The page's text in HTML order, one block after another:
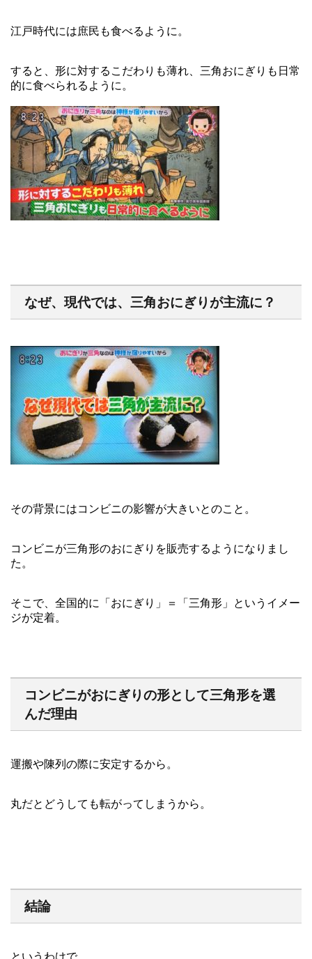
江戸時代には庶民も食べるように。
すると、形に対するこだわりも薄れ、三角おにぎりも日常
的に食べられるように。
なぜ、現代では、三角おにぎりが主流に？
その背景にはコンビニの影響が大きいとのこと。
コンビニが三角形のおにぎりを販売するようになりまし
た。
そこで、全国的に「おにぎり」＝「三角形」というイメー
ジが定着。
コンビニがおにぎりの形として三角形を選
んだ理由
運搬や陳列の際に安定するから。
丸だとどうしても転がってしまうから。
結論
というわけで、